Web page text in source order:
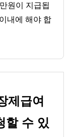
원이 지급됩
내에 해야 합
제급여
할 수 있